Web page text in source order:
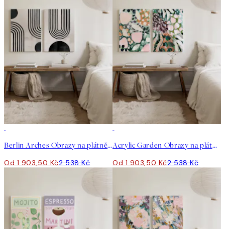
Berlin Arches Obrazy na plátně Duo
Od 1 903,50 Kč2 538 Kč
Acrylic Garden Obrazy na plátně Duo
Od 1 903,50 Kč2 538 Kč